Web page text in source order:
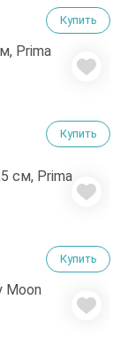
Купить
Купить
Купить